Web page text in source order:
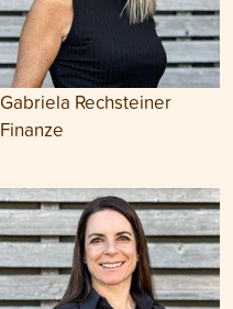
Gabriela Rechsteiner
Finanze